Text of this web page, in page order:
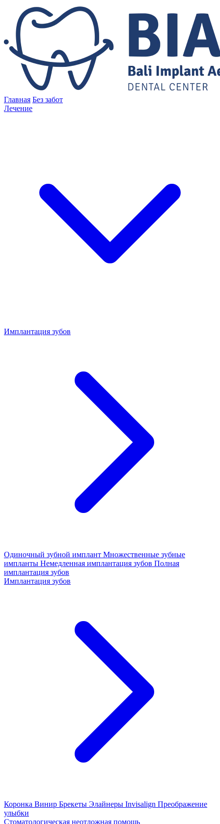
Главная Без забот
Лечение
Имплантация зубов
Одиночный зубной имплант Множественные зубные
импланты Немедленная имплантация зубов Полная
имплантация зубов
Имплантация зубов
Коронка Винир Брекеты Элайнеры Invisalign Преображение
улыбки
Стоматологическая неотложная помощь